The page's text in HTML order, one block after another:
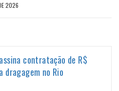
2026
contratação de R$
dragagem no Rio